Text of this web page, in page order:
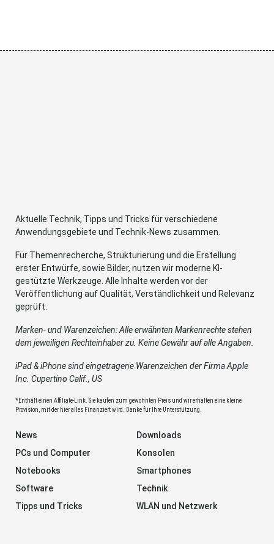
Aktuelle Technik, Tipps und Tricks für verschiedene
Anwendungsgebiete und Technik-News zusammen.
Für Themenrecherche, Strukturierung und die Erstellung
erster Entwürfe, sowie Bilder, nutzen wir moderne KI-
gestützte Werkzeuge. Alle Inhalte werden vor der
Veröffentlichung auf Qualität, Verständlichkeit und Relevanz
geprüft.
Marken- und Warenzeichen: Alle erwähnten Markenrechte stehen
dem jeweiligen Rechteinhaber zu. Keine Gewähr auf alle Angaben.
iPad & iPhone sind eingetragene Warenzeichen der Firma Apple
Inc. Cupertino Calif., US
*Enthält einen Affiliate-Link. Sie kaufen zum gewohnten Preis und wir erhalten eine kleine
Provision, mit der hier alles Finanziert wird. Danke für Ihre Unterstützung.
News
Downloads
PCs und Computer
Konsolen
Notebooks
Smartphones
Software
Technik
Tipps und Tricks
WLAN und Netzwerk